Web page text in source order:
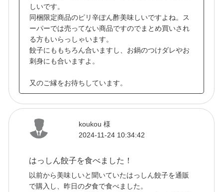
しいです。
同梱限定商品のピリ辛ぽん酢美味しいですよね。ス
ーパーでは売ってない商品ですのでまとめ買いされ
る方もいらっしゃいます。
餃子にももちろん合いますし、お鍋のつけダレやお
刺身にも合いますよ。
又のご縁をお待ちしています。
koukou 様
2024-11-24 10:34:42
はっしん餃子を食べました！
以前から美味しいと聞いていたはっしん餃子を通販
で購入し、昨日の夕食で食べました。